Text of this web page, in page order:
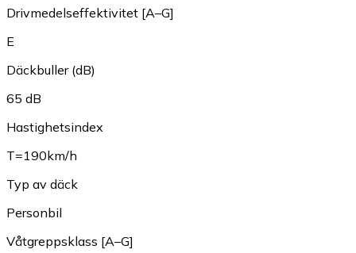
Drivmedelseffektivitet [A–G]
E
Däckbuller (dB)
65 dB
Hastighetsindex
T=190km/h
Typ av däck
Personbil
Våtgreppsklass [A–G]